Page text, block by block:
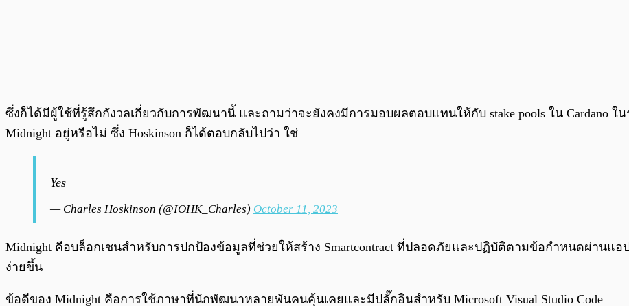
ซึ่งก็ได้มีผู้ใช้ที่รู้สึกกังวลเกี่ยวกับการพัฒนานี้ และถามว่าจะยังคงมีการมอบผลตอบแทนให้กับ stake pools ใน Cardano
Midnight อยู่หรือไม่ ซึ่ง Hoskinson ก็ได้ตอบกลับไปว่า ใช่
Yes
— Charles Hoskinson (@IOHK_Charles) October 11, 2023
Midnight คือบล็อกเชนสำหรับการปกป้องข้อมูลที่ช่วยให้สร้าง Smartcontract ที่ปลอดภัยและปฏิบัติตามข้อกำหนดผ่านแ
ง่ายขึ้น
ข้อดีของ Midnight คือการใช้ภาษาที่นักพัฒนาหลายพันคนคุ้นเคยและมีปลั๊กอินสำหรับ Microsoft Visual Studio Code